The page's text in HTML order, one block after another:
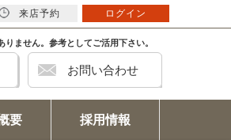
ません。参考としてご活用下さい。
お問い合わせ
要 採用情報
来店予約 ログイン